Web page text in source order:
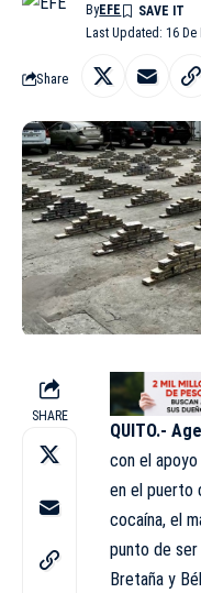
Last Updated: 16 De
ByEFE
Share
SHARE
QUITO.-
con el
en el puerto
cocaína, el
punto de ser
Bretaña y